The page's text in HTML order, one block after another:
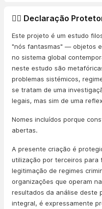
👨‍⚖️ Declaração
Este projeto é um estudo
"nós fantasmas" — objetos
no sistema global
neste estudo são
problemas sistémicos,
se tratam de uma
legais, mas sim de uma
Nomes incluídos porque
abertas.
A presente criação é
utilização por terceiros para
legitimação de regimes
organizações que operam
resultados da análise deste
integral, é expressamente